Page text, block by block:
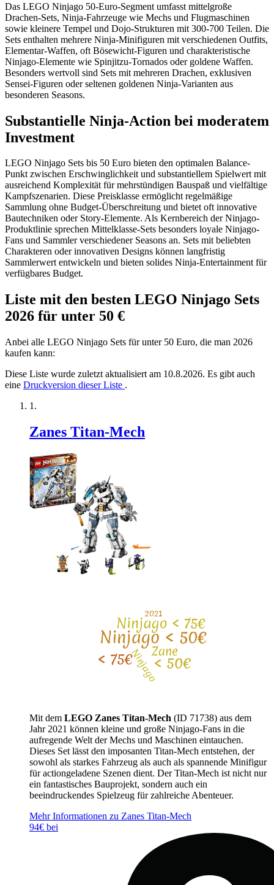
Das LEGO Ninjago 50-Euro-Segment umfasst mittelgroße
Drachen-Sets, Ninja-Fahrzeuge wie Mechs und Flugmaschinen
sowie kleinere Tempel und Dojo-Strukturen mit 300-700 Teilen. Die
Sets enthalten mehrere Ninja-Minifiguren mit verschiedenen Outfits,
Elementar-Waffen, oft Bösewicht-Figuren und charakteristische
Ninjago-Elemente wie Spinjitzu-Tornados oder goldene Waffen.
Besonders wertvoll sind Sets mit mehreren Drachen, exklusiven
Sensei-Figuren oder seltenen goldenen Ninja-Varianten aus
besonderen Seasons.
Substantielle Ninja-Action bei moderatem
Investment
LEGO Ninjago Sets bis 50 Euro bieten den optimalen Balance-
Punkt zwischen Erschwinglichkeit und substantiellem Spielwert mit
ausreichend Komplexität für mehrstündigen Bauspaß und vielfältige
Kampfszenarien. Diese Preisklasse ermöglicht regelmäßige
Sammlung ohne Budget-Überschreitung und bietet oft innovative
Bautechniken oder Story-Elemente. Als Kernbereich der Ninjago-
Produktlinie sprechen Mittelklasse-Sets besonders loyale Ninjago-
Fans und Sammler verschiedener Seasons an. Sets mit beliebten
Charakteren oder innovativen Designs können langfristig
Sammlerwert entwickeln und bieten solides Ninja-Entertainment für
verfügbares Budget.
Liste mit den besten LEGO Ninjago Sets
2026 für unter 50 €
Anbei alle LEGO Ninjago Sets für unter 50 Euro, die man 2026
kaufen kann:
Diese Liste wurde zuletzt aktualisiert am 10.8.2026. Es gibt auch
eine Druckversion dieser Liste .
Zanes Titan-Mech
Mit dem LEGO Zanes Titan-Mech (ID 71738) aus dem
Jahr 2021 können kleine und große Ninjago-Fans in die
aufregende Welt der Mechs und Maschinen eintauchen.
Dieses Set lässt den imposanten Titan-Mech entstehen, der
sowohl als starkes Fahrzeug als auch als spannende Minifigur
für actiongeladene Szenen dient. Der Titan-Mech ist nicht nur
ein fantastisches Bauprojekt, sondern auch ein
beeindruckendes Spielzeug für zahlreiche Abenteuer.
Mehr Informationen zu Zanes Titan-Mech
94€ bei